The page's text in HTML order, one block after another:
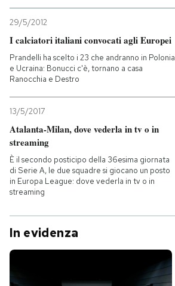
29/5/2012
I calciatori italiani convocati agli Europei
Prandelli ha scelto i 23 che andranno in Polonia
e Ucraina: Bonucci c'è, tornano a casa
Ranocchia e Destro
13/5/2017
Atalanta-Milan, dove vederla in tv o in
streaming
È il secondo posticipo della 36esima giornata
di Serie A, le due squadre si giocano un posto
in Europa League: dove vederla in tv o in
streaming
In evidenza